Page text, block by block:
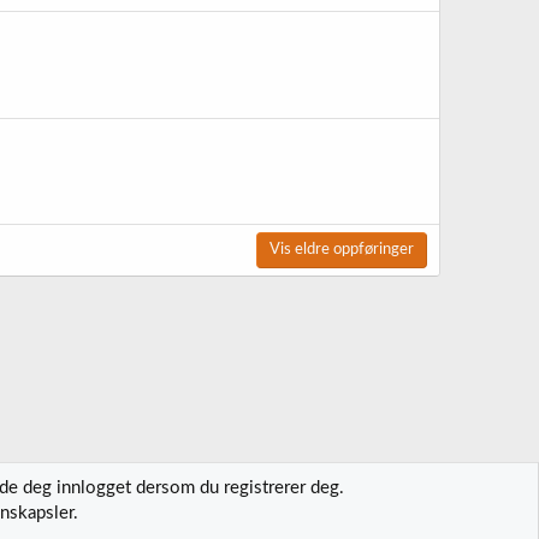
Vis eldre oppføringer
oss Vilkår og regler
deg innlogget dersom du registrerer deg.